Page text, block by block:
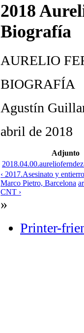
2018
Biografía
AURELIO
BIOGRAFÍA
Agustín
abril de 2018
Adjunto
‹ 2017.Asesinato y
Marco Pietro, Barcelona
CNT ›
»
Printer-